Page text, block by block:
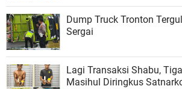
Dump Truck Tronton
Sergai
Lagi Transaksi Shabu,
Masihul Diringkus